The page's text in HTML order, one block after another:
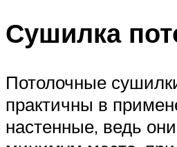
Сушилка
Потолочные
практичны в
настенные, ведь